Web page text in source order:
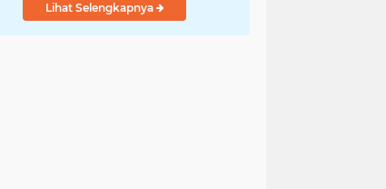
Lihat Selengkapnya